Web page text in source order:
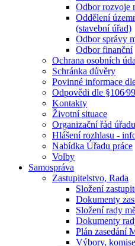
Odbor rozvoje
Oddělení
(stavební úřad)
Odbor správy
Odbor finanční
Ochrana osobních
Schránka důvěry
Povinné informace
Odpovědi dle
Kontakty
Životní situace
Organizační řád úřadu
Hlášení rozhlasu -
Nabídka Úřadu práce
Volby
Samospráva
Zastupitelstvo, Rada
Složení
Dokumenty
Složení rady
Dokumenty
Plán zasedání
Výbory, komise